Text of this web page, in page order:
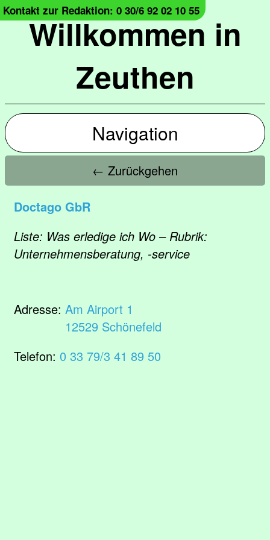
Willkommen in
Zeuthen
Kontakt zur Redaktion: 0 30/6 92 02 10 55
Navigation
← Zurückgehen
Doctago GbR
Liste: Was erledige ich Wo – Rubrik:
Unternehmensberatung, -service
Adresse: Am Airport 1
12529 Schönefeld
Telefon: 0 33 79/3 41 89 50